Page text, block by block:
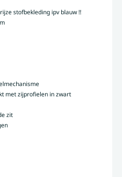
stofbekleding ipv blauw !!
met zijprofielen in zwart
zit